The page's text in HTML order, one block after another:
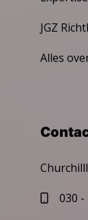
JGZ
Alles
030 -